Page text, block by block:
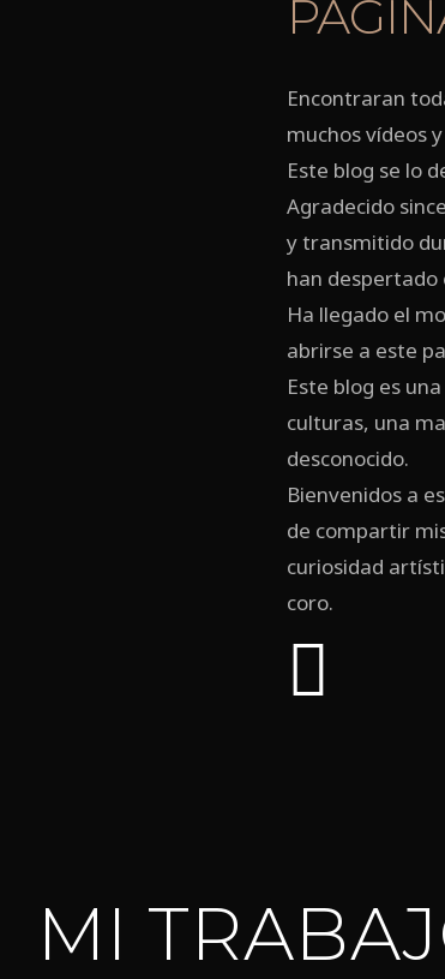
Encontraran
muchos vídeos
Este blog se lo
Agradecido
y transmitido
han despertado
Ha llegado el
abrirse a este
Este blog es
culturas, una
desconocido.
Bienvenidos a
de compartir
curiosidad
coro.
MI